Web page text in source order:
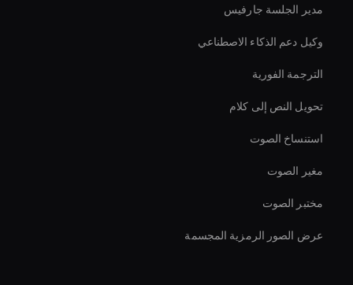
مدير الجلسة جارفيس
وكيل دعم الذكاء الاصطناعي
الترجمة الفورية
تحويل النص إلى كلام
استنساخ الصوت
مغير الصوت
مختبر الصوت
عرض الصور الرمزية المجسمة